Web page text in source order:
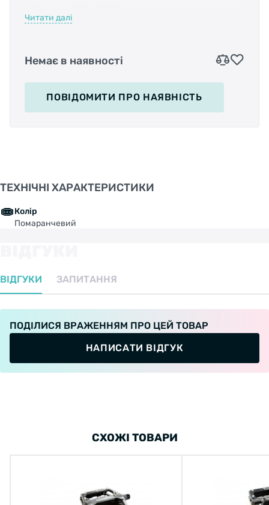
• Вес: 326 гр.
Читати далі
Немає в наявності
ПОВІДОМИТИ ПРО НАЯВНІСТЬ
ТЕХНІЧНІ ХАРАКТЕРИСТИКИ
Колір
Помаранчевий
ВІДГУКИ ЗАПИТАННЯ
ПОДІЛИСЯ ВРАЖЕННЯМ ПРО ЦЕЙ ТОВАР
НАПИСАТИ ВІДГУК
СХОЖІ ТОВАРИ